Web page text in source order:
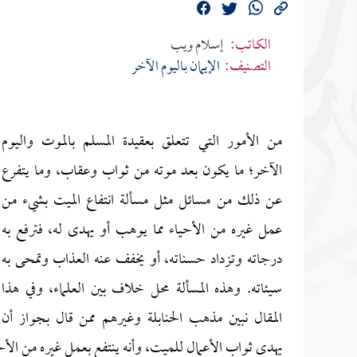
الكاتب: إسلام ويب
التصنيف: الإيمان باليوم الآخر
من الأمور التي تتعلق بعقيدة المسلم بالموت واليوم
الآخر؛ ما يكون بعد موته من ثواب وعقاب، وما يتفرع
عن ذلك من مسائل مثل مسألة انتفاع الميت بشيء من
عمل غيره من الأحياء مما يوهب أو يهدى له، فترفع به
درجاته وتزداد حسناته، أو يخفف عنه العذاب وتمحى به
سيئاته. وهذه المسألة محل خلاف بين العلماء، وفي هذا
المقال نبين مذهب الحنابلة وغيرهم ممن قال بجواز أن
يهدى ثواب الأعمال للميت، وأنه ينتفع بعمل غيره من